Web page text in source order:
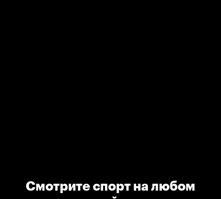
Смотрите спорт на любом